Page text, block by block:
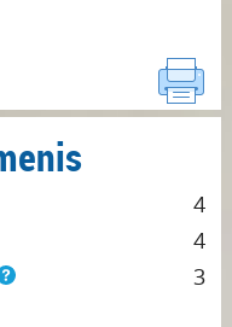
4
4
3